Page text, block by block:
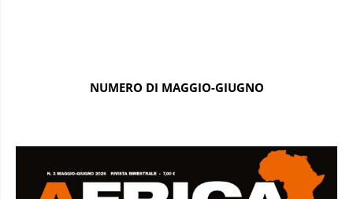
NUMERO DI MAGGIO-GIUGNO